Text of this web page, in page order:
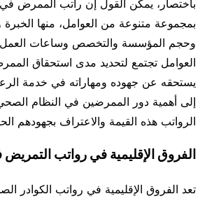
باختصار، يمكن القول إن راتب الممرض في
بمجموعة متنوعة من العوامل، منها الخبرة
وحجم المؤسسة والتخصص وساعات العمل
العوامل تجتمع لتحديد مدى استحقاق
يستحقه عن جهوده ومهاراته في خدمة
إلى أهمية دور الممرضين في النظام
الرواتب هذه القيمة والاعتراف بجهودهم
الفروق الإقليمية في رواتب التمريض
تعد الفروق الإقليمية في رواتب الكوادر